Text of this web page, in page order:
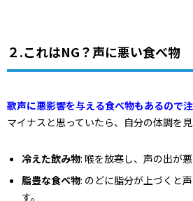
２.これはNG？――声に悪い食べ物
歌声に悪影響を与える食べ物もあるので
マイナスと思っていたら、自分の体調を
冷えた飲み物: 喉を放寒し、声の出が悪
脂豊な食べ物: のどに脂分が上づくと
す。